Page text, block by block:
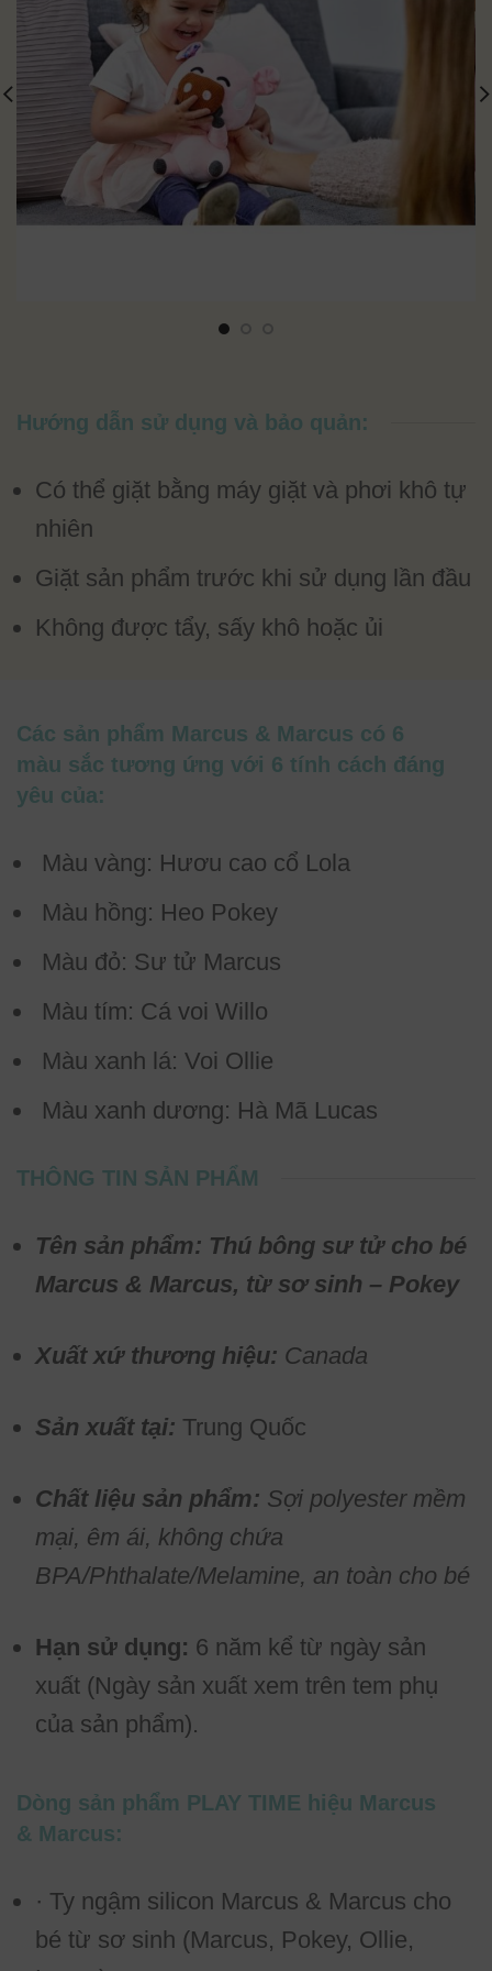
Hướng dẫn sử dụng và bảo quản:
Có thể giặt bằng máy giặt và phơi khô tự
nhiên
Giặt sản phẩm trước khi sử dụng lần đầu
Không được tẩy, sấy khô hoặc ủi
Các sản phẩm Marcus & Marcus có 6
màu sắc tương ứng với 6 tính cách đáng
yêu của:
Màu vàng: Hươu cao cổ Lola
Màu hồng: Heo Pokey
Màu đỏ: Sư tử Marcus
Màu tím: Cá voi Willo
Màu xanh lá: Voi Ollie
Màu xanh dương: Hà Mã Lucas
THÔNG TIN SẢN PHẨM
Tên sản phẩm: Thú bông sư tử cho bé
Marcus & Marcus, từ sơ sinh – Pokey
Xuất xứ thương hiệu: Canada
Sản xuất tại: Trung Quốc
Chất liệu sản phẩm: Sợi polyester mềm
mại, êm ái, không chứa
BPA/Phthalate/Melamine, an toàn cho bé
Hạn sử dụng: 6 năm kể từ ngày sản
xuất (Ngày sản xuất xem trên tem phụ
của sản phẩm).
Dòng sản phẩm PLAY TIME hiệu Marcus
& Marcus:
· Ty ngậm silicon Marcus & Marcus cho
bé từ sơ sinh (Marcus, Pokey, Ollie,